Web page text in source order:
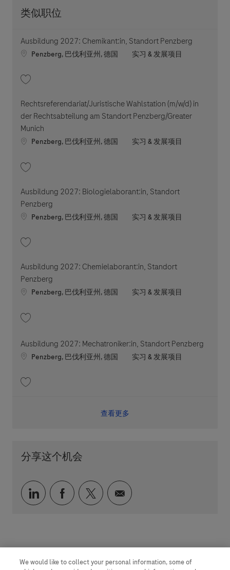
类似职位
Ausbildung 2027: Chemikant:in, Standort Penzberg
Location
Penzberg, 巴伐利亚州, 德国 职位类别
实习 & 发展项目
Rechtsreferendariat/Juristische Wahlstation (m/w/d) in
der Rechtsabteilung am Standort Penzberg/Greater
Munich
Location
Penzberg, 巴伐利亚州, 德国 职位类别
实习 & 发展项目
Ausbildung 2027: Biologielaborant:in, Standort
Penzberg
Location
Penzberg, 巴伐利亚州, 德国 职位类别
实习 & 发展项目
Ausbildung 2027: Chemielaborant:in, Standort
Penzberg
Location
Penzberg, 巴伐利亚州, 德国 职位类别
实习 & 发展项目
Ausbildung 2027: Mechatroniker:in, Standort Penzberg
Location
Penzberg, 巴伐利亚州, 德国 职位类别
实习 & 发展项目
查看更多
分享这个机会
通过 LinkedIn 分享
通过 faceebook 分享
通过 twitter 分享
通过电子邮件分享
We would like to collect your personal information, some of